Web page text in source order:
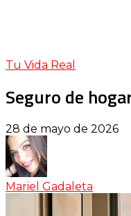
Tu Vida Real
Seguro de
28 de mayo de 2026
Mariel Gadaleta